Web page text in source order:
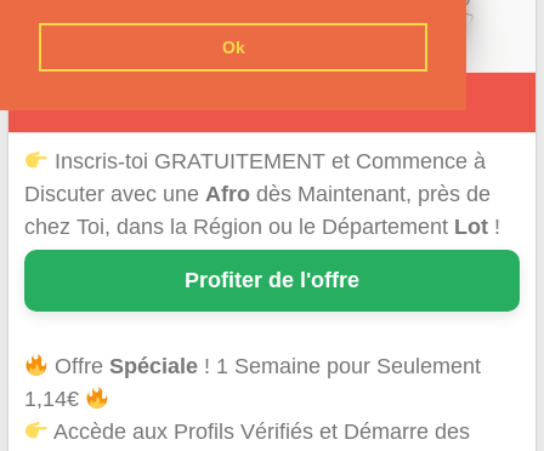
Ok
Inscris-toi GRATUITEMENT et Commence à
Discuter avec une Afrodès Maintenant, près de
chez Toi, dans la Région ou le Département Lot!
Profiter de l'offre
OffreSpéciale ! 1 Semaine pour Seulement
1,14€
Accède aux Profils Vérifiés et Démarre des